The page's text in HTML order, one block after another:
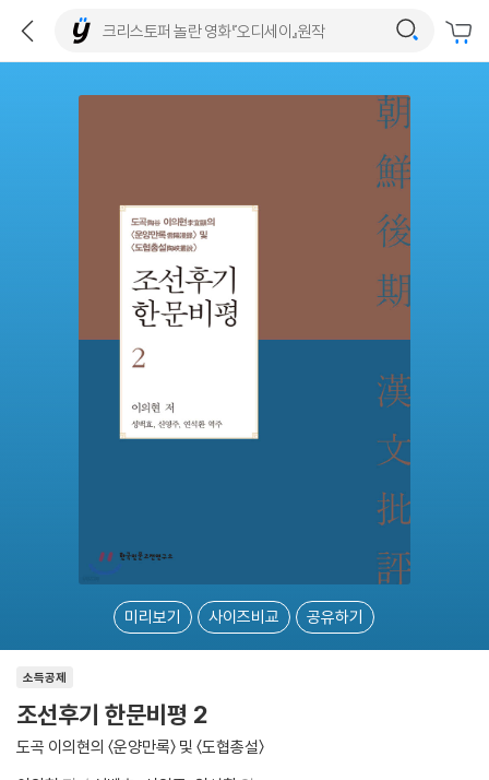
미리보기 사이즈비교 공유하기
소득공제
조선후기 한문비평 2
도곡 이의현의 〈운양만록〉 및 〈도협총설〉